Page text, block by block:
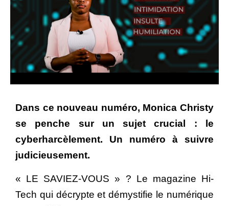
Dans ce nouveau numéro, Monica Christy
se penche sur un sujet crucial : le
cyberharcèlement. Un numéro à suivre
judicieusement.
« LE SAVIEZ-VOUS » ? Le magazine Hi-
Tech qui décrypte et démystifie le numérique